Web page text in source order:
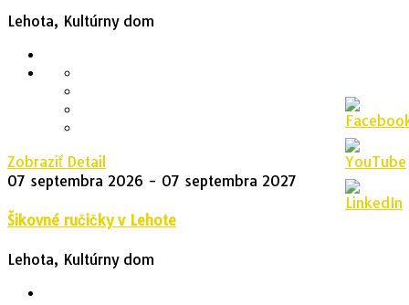
Lehota, Kultúrny dom
Zobraziť Detail
07 septembra 2026 - 07 septembra 2027
Šikovné ručičky v Lehote
Lehota, Kultúrny dom